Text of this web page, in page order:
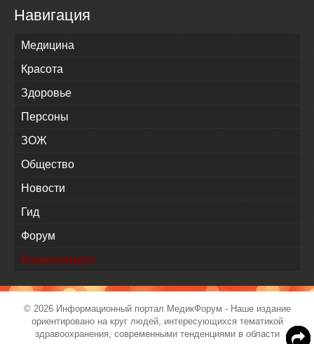
Навигация
Медицина
Красота
Здоровье
Персоны
ЗОЖ
Общество
Новости
Гид
Форум
Коронавирус
© 2026 Информационный портал МедикФорум - Наше издание
ориентировано на круг людей, интересующихся тематикой
здравоохранения, современными тенденциями в области